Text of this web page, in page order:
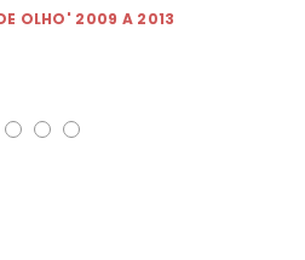
OLHO' 2009 A 2013